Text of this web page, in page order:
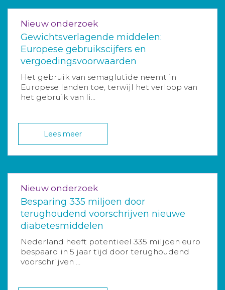
Nieuw onderzoek
Gewichtsverlagende middelen:
Europese gebruikscijfers en
vergoedingsvoorwaarden
Het gebruik van semaglutide neemt in
Europese landen toe, terwijl het verloop van
het gebruik van li...
Lees meer
Nieuw onderzoek
Besparing 335 miljoen door
terughoudend voorschrijven nieuwe
diabetesmiddelen
Nederland heeft potentieel 335 miljoen euro
bespaard in 5 jaar tijd door terughoudend
voorschrijven ...